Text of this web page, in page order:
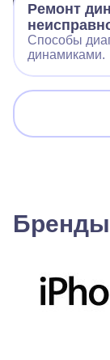
Ремонт
Способы
динамиками.
Бренды